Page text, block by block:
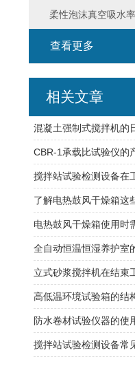
柔性泡沫真空吸水
查看更多
相关文章
混凝土强制式搅拌机的
CBR-1承载比试验仪的
搅拌站试验检测设备在
电热鼓风干燥箱使用时
高低温环境试验箱的结
防水卷材试验仪器的使
搅拌站试验检测设备常